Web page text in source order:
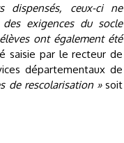
dispensés, ceux-ci ne
exigences du socle
ont également été
saisie par le recteur de
départementaux de
de rescolarisation »soit